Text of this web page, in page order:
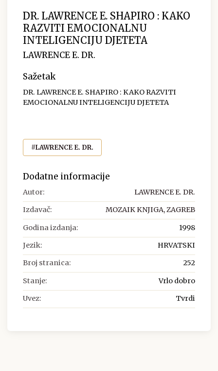
DR. LAWRENCE E. SHAPIRO : KAKO
RAZVITI EMOCIONALNU
INTELIGENCIJU DJETETA
LAWRENCE E. DR.
Sažetak
DR. LAWRENCE E. SHAPIRO : KAKO RAZVITI
EMOCIONALNU INTELIGENCIJU DJETETA
#LAWRENCE E. DR.
Dodatne informacije
Autor: LAWRENCE E. DR.
Izdavač: MOZAIK KNJIGA, ZAGREB
Godina izdanja: 1998
Jezik: HRVATSKI
Broj stranica: 252
Stanje: Vrlo dobro
Uvez: Tvrdi